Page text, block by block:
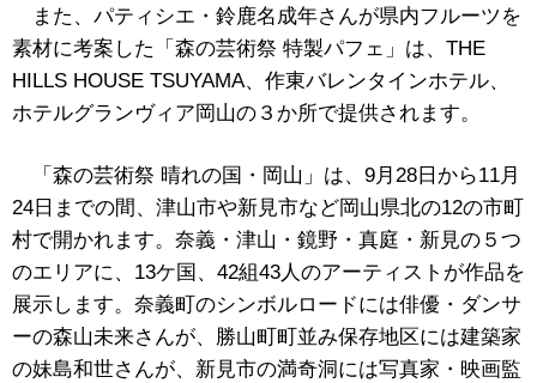
また、パティシエ・鈴鹿名成年さんが県内フルーツを
素材に考案した「森の芸術祭 特製パフェ」は、 THE
HILLS HOUSE TSUYAMA、作東バレンタインホテル、
ホテルグランヴィア岡山の３か所で提供されます。
「森の芸術祭 晴れの国・岡山」は、 9月 28 日から11月
24 日までの間、津山市や新見市など岡山県北の12の市町
村で開かれます。奈義・津山・鏡野・真庭・新見の５つ
のエリアに、13ケ国、 42組43人のアーティストが作品を
展示します。奈義町のシンボルロードには俳優・ダンサ
ーの森山未来さんが、勝山町町並み保存地区には建築家
の妹島和世さんが、新見市の満奇洞には写真家・映画監